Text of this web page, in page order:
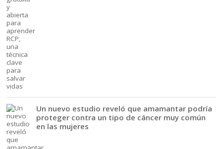
Un nuevo estudio reveló que amamantar podría
proteger contra un tipo de cáncer muy común
en las mujeres